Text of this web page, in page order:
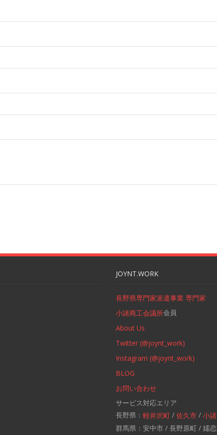
JOYNT.WORK
長野県専門家派遣事業 専門家
小諸商工会議所会員
About Us
Twitter (@joynt_work)
Instagram (@joynt_work)
BLOG
お問い合わせ
サービス対応エリア
長野県： 軽井沢町/ 佐久市/ 小
群馬県：安中市 / 長野原町 / 嬬